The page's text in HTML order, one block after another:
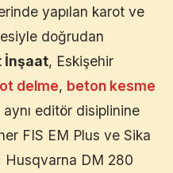
yapılan karot ve
doğrudan
İnşaat, Eskişehir
delme, beton kesme
aynı editör disiplinine
FIS EM Plus ve Sika
Husqvarna DM 280